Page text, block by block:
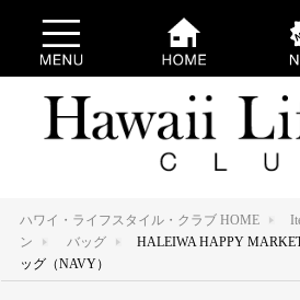
ハワイ・ライフスタイル・クラブ HOME
ン
バッグ
HALEIWA HAPPY
ッグ（NAVY）